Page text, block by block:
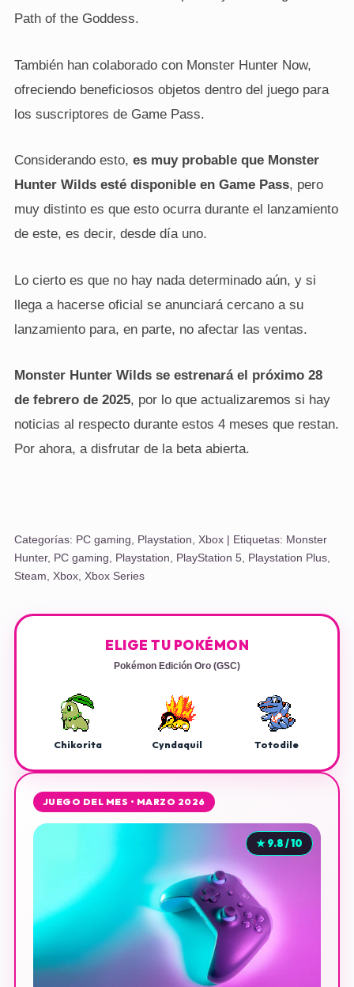
Path of the Goddess.
También han colaborado con Monster Hunter Now,
ofreciendo beneficiosos objetos dentro del juego para
los suscriptores de Game Pass.
Considerando esto, es muy probable que Monster
Hunter Wilds esté disponible en Game Pass, pero
muy distinto es que esto ocurra durante el lanzamiento
de este, es decir, desde día uno.
Lo cierto es que no hay nada determinado aún, y si
llega a hacerse oficial se anunciará cercano a su
lanzamiento para, en parte, no afectar las ventas.
Monster Hunter Wilds se estrenará el próximo 28
de febrero de 2025, por lo que actualizaremos si hay
noticias al respecto durante estos 4 meses que restan.
Por ahora, a disfrutar de la beta abierta.
Categorías: PC gaming Playstation Xbox| Etiquetas: Monster
Hunter, PC gaming Playstation PlayStation 5, Playstation Plus,
Steam
Xbox, Xbox Series
ELIGE TU POKÉMON
Pokémon Edición Oro (GSC)
Chikorita Cyndaquil Totodile
JUEGO DEL MES • MARZO 2026
★ 9.8 / 10